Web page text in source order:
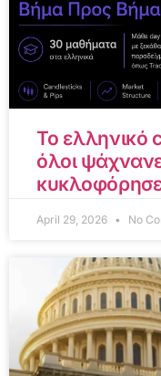
Το ελληνικό
όλοι
April 29, 2026 No